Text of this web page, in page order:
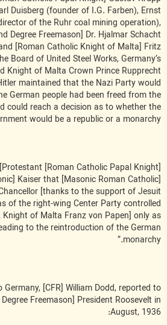
Duisberg (founder of I.G. Farben), Ernst
of the Ruhr coal mining operation),
Degree Freemason] Dr. Hjalmar Schacht
[Roman Catholic Knight of Malta] Fritz
Board of United Steel Works, Germany’s
Knight of Malta Crown Prince Rupprecht
maintained that the Nazi Party would
German people had been freed from the
could reach a decision as to whether the
would be a republic or a monarchy.”
told the [Protestant
Kaiser that [Masonic Roman Catholic]
[thanks to the support of Jesuit
of the right-wing Center Party controlled
Knight of Malta Franz von Papen] only as
to the reintroduction of the German
monarchy.”
Germany, [CFR] William Dodd, reported to
Freemason] President Roosevelt in
August, 1936: